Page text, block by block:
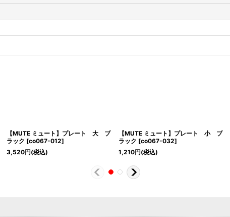
【MUTE ミュート】プレート 大 ブ
ラック [co067-012]
3,520円(税込)
【MUTE ミュート】プレート 小 ブ
ラック [co067-032]
1,210円(税込)